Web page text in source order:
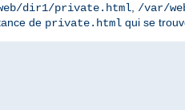
dir1/private.html, /var/
de private.html qui se